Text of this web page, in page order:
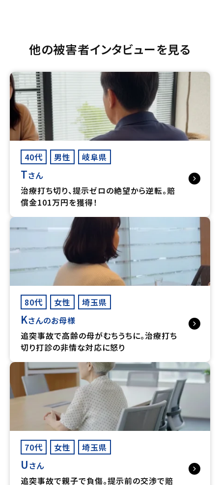
他の被害者インタビューを見る
40代 男性 岐阜県
Tさん
治療打ち切り、提示ゼロの絶望から逆転。賠
償金101万円を獲得！
80代 女性 埼玉県
Kさんのお母様
追突事故で高齢の母がむちうちに。治療打ち
切り打診の非情な対応に怒り
70代 女性 埼玉県
Uさん
追突事故で親子で負傷。提示前の交渉で賠